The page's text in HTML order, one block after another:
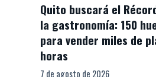
Quito buscará el
la gastronomía: 150
para vender miles de
horas
7 de agosto de 2026